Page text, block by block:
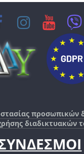
προσωπικών
διαδικτυακών